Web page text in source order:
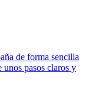
de forma sencilla
unos pasos claros y